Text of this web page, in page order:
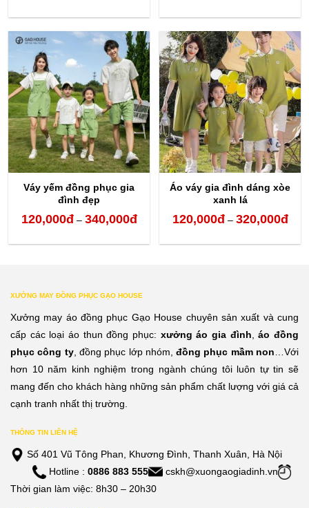
từ
120,000đ
đến
320,000đ
từ
đến
Váy yếm đồng phục gia
đình đẹp
120,000đ – 340,000đKhoảng
đến
340,000đ
Áo váy gia đình dáng xòe
xanh lá
120,000đ – 320,000đ
XƯỞNG MAY ĐỒNG PHỤC GẠO HOUSE
Xưởng may áo đồng phục Gạo House chuyên sản xuất và cung
cấp các loại áo thun đồng phục: xưởng áo gia đình ,áo đồng
phục công ty, đồng phục lớp nhóm,đồng phục mầm non …Với
hơn 10 năm kinh nghiệm trong ngành chúng tôi luôn tự tin sẽ
mang đến cho khách hàng những sản phẩm chất lượng với giá cả
cạnh tranh nhất thị trường.
THÔNG TIN LIÊN HỆ
Số 401 Vũ Tông Phan, Khương Đình, Thanh Xuân, Hà Nội
Hotline : 0886 883 555
cskh@xuongaogiadinh.vn
Thời gian làm việc: 8h30 – 20h30